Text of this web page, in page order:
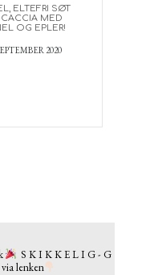
ELTEFRI SØT
MED
OG EPLER!
2020
S K I K K E L I G - G
lenken